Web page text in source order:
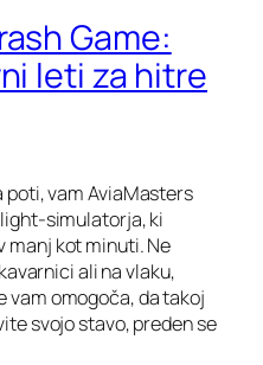
Game:
leti za hitre
poti, vam AviaMasters
ki
manj kot minuti. Ne
ali na vlaku,
vam omogoča, da takoj
svojo stavo, preden se